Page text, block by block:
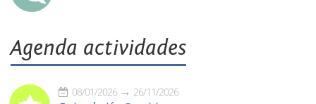
Agenda actividades
08/01/2026 26/11/2026